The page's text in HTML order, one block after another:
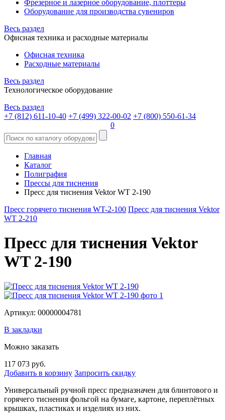
Фрезерное и лазерное оборудование, плоттеры
Оборудование для производства сувениров
Весь раздел
Офисная техника и расходные материалы
Офисная техника
Расходные материалы
Весь раздел
Технологическое оборудование
Весь раздел
+7 (812) 611-10-40 +7 (499) 322-00-02 +7 (800) 550-61-34
0
Главная
Каталог
Полиграфия
Прессы для тиснения
Пресс для тиснения Vektor WT 2-190
Пресс горячего тиснения WT-2-100 Пресс для тиснения Vektor
WT 2-210
Пресс для тиснения Vektor
WT 2-190
Артикул: 00000004781
В закладки
Можно заказать
117 073 руб.
Добавить в корзину Запросить скидку
Универсальный ручной пресс предназначен для блинтового и
горячего тиснения фольгой на бумаге, картоне, переплётных
крышках, пластиках и изделиях из них.